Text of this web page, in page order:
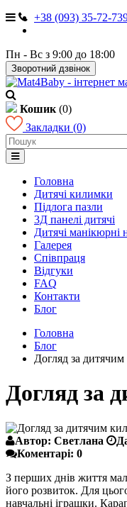
+38 (093) 35-72-
Пн - Вс з 9:00 до 18:00
Зворотний дзвінок
Кошик (0)
Закладки (0)
Головна
Дитячі килимки
Підлога пазли
3Д панелі дитячі
Дитячі манікюрні
Галерея
Співпраця
Відгуки
FAQ
Контакти
Блог
Головна
Блог
Догляд за
Догляд за
Автор: Светлана
Коментарі: 0
З перших днів життя
його розвиток. Для
навчальні іграшки.